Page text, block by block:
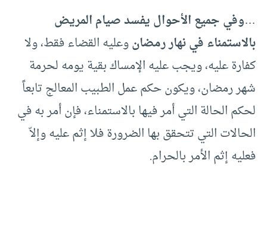
…وفي جميع الأحوال يفسد صيام المريض
بالاستمناء في نهار رمضانوعليه القضاء فقط، ولا
كفارة عليه، ويجب عليه الإمساك بقية يومه لحرمة
شهر رمضان، ويكون حكم عمل الطبيب المعالج تابعاً
لحكم الحالة التي أمر فيها بالاستمناء، فإن أمر به في
الحالات التي تتحقق بها الضرورة فلا إثم عليه وإلاّ
فعليه إثم الأمر بالحرام.